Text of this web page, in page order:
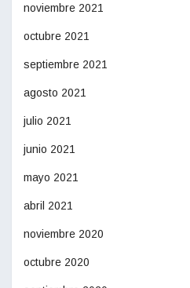
noviembre 2021
octubre 2021
septiembre 2021
agosto 2021
julio 2021
junio 2021
mayo 2021
abril 2021
noviembre 2020
octubre 2020